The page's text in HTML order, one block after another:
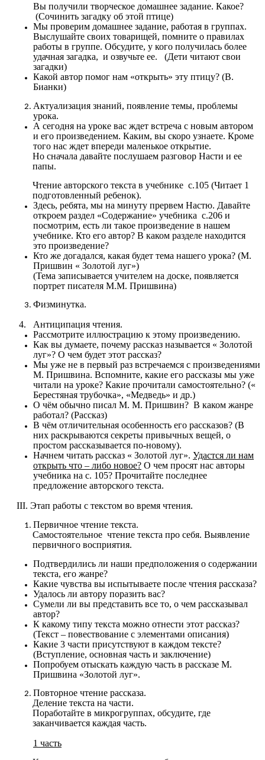
Вы получили творческое домашнее задание. Какое?
(Сочинить загадку об этой птице)
Мы проверим домашнее задание, работая в группах.
Выслушайте своих товарищей, помните о правилах
работы в группе. Обсудите, у кого получилась более
удачная загадка, и озвучьте ее. (Дети читают свои
загадки)
Какой автор помог нам «открыть» эту птицу? (В.
Бианки)
Актуализация знаний, появление темы, проблемы
урока.
А сегодня на уроке вас ждет встреча с новым автором
и его произведением. Каким, вы скоро узнаете. Кроме
того нас ждет впереди маленькое открытие.
Но сначала давайте послушаем разговор Насти и ее
папы.
Чтение авторского текста в учебнике с.105 (Читает 1
подготовленный ребенок).
Здесь, ребята, мы на минуту прервем Настю. Давайте
откроем раздел «Содержание» учебника с.206 и
посмотрим, есть ли такое произведение в нашем
учебнике. Кто его автор? В каком разделе находится
это произведение?
Кто же догадался, какая будет тема нашего урока? (М.
Пришвин « Золотой луг»)
(Тема записывается учителем на доске, появляется
портрет писателя М.М. Пришвина)
Физминутка.
4. Антиципация чтения.
Рассмотрите иллюстрацию к этому произведению.
Как вы думаете, почему рассказ называется « Золотой
луг»? О чем будет этот рассказ?
Мы уже не в первый раз встречаемся с произведениями
М. Пришвина. Вспомните, какие его рассказы мы уже
читали на уроке? Какие прочитали самостоятельно? («
Берестяная трубочка», «Медведь» и др.)
О чём обычно писал М. М. Пришвин? В каком жанре
работал? (Рассказ)
В чём отличительная особенность его рассказов? (В
них раскрываются секреты привычных вещей, о
простом рассказывается по-новому).
Начнем читать рассказ « Золотой луг». Удастся ли нам
открыть что – либо новое? О чем просят нас авторы
учебника на с. 105? Прочитайте последнее
предложение авторского текста.
III. Этап работы с текстом во время чтения.
Первичное чтение текста.
Самостоятельное чтение текста про себя. Выявление
первичного восприятия.
Подтвердились ли наши предположения о содержании
текста, его жанре?
Какие чувства вы испытываете после чтения рассказа?
Удалось ли автору поразить вас?
Сумели ли вы представить все то, о чем рассказывал
автор?
К какому типу текста можно отнести этот рассказ?
(Текст – повествование с элементами описания)
Какие 3 части присутствуют в каждом тексте?
(Вступление, основная часть и заключение)
Попробуем отыскать каждую часть в рассказе М.
Пришвина «Золотой луг».
Повторное чтение рассказа.
Деление текста на части.
Поработайте в микрогруппах, обсудите, где
заканчивается каждая часть.
1 часть